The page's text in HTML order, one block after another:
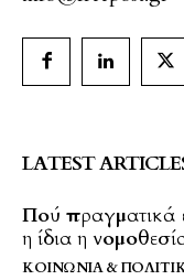
LATEST
Πού πραγματικά
η ίδια η
ΚΟΙΝΩΝΊΑ &